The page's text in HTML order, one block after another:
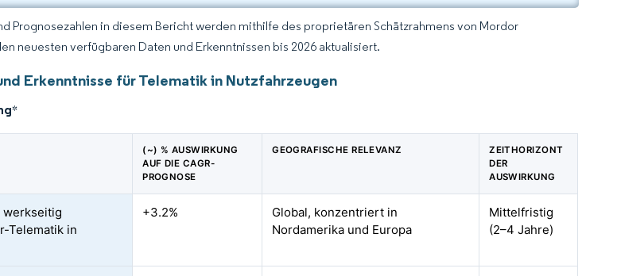
Prognosezahlen in diesem Bericht werden mithilfe des proprietären Schätzrahmens von Mordor
neuesten verfügbaren Daten und Erkenntnissen bis 2026 aktualisiert.
Erkenntnisse für Telematik in Nutzfahrzeugen
*
(~) % AUSWIRKUNG
AUF DIE CAGR-
PROGNOSE
GEOGRAFISCHE RELEVANZ
ZEITHORIZONT
DER
AUSWIRKUNG
werkseitig
Telematik in
+3.2%
Global, konzentriert in
Nordamerika und Europa
Mittelfristig
(2–4 Jahre)